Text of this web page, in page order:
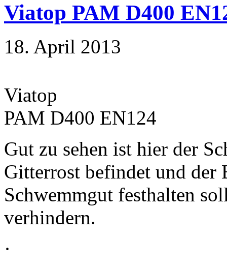
Viatop PAM D400
18. April 2013
Viatop
PAM D400 EN124
Gut zu sehen ist hier der
Gitterrost befindet und der
Schwemmgut festhalten
verhindern.
·